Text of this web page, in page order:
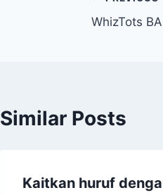
WhizTots
Similar Posts
Kaitkan huruf